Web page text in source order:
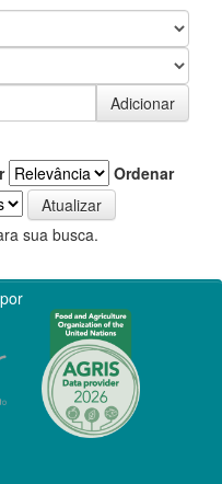
Ordenar
sua busca.